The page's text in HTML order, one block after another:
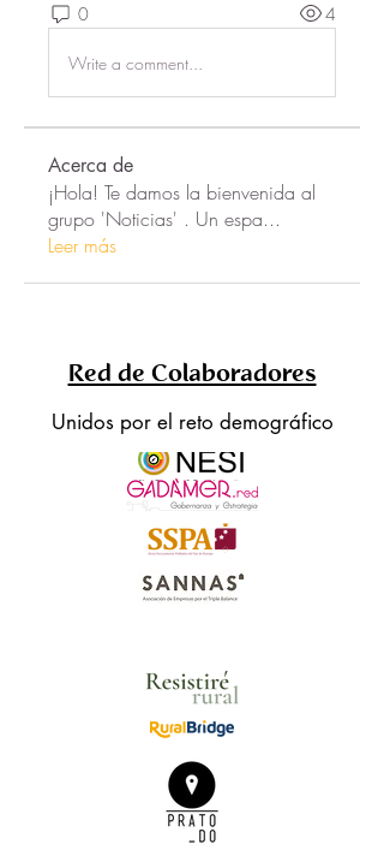
0 4
Write a comment...
Acerca de
¡Hola! Te damos la bienvenida al
grupo 'Noticias' . Un espa...
Leer más
Red de Colaboradores
Unidos por el reto demográfico